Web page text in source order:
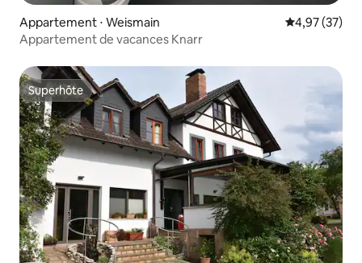
Appartement ⋅ Weismain Évaluation
4,97 (37)
Appartement de vacances Knarr
Superhôte
Superhôte